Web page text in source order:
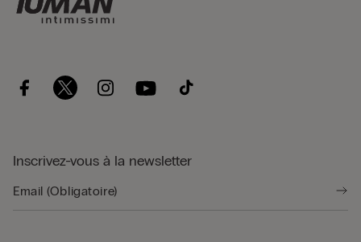
Inscrivez-vous à la newsletter